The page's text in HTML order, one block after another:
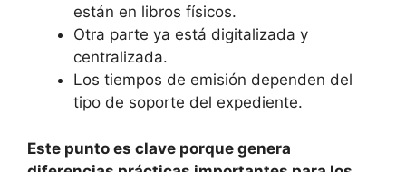
están en libros físicos.
Otra parte ya está digitalizada y
centralizada.
Los tiempos de emisión dependen del
tipo de soporte del expediente.
Este punto es clave porque genera